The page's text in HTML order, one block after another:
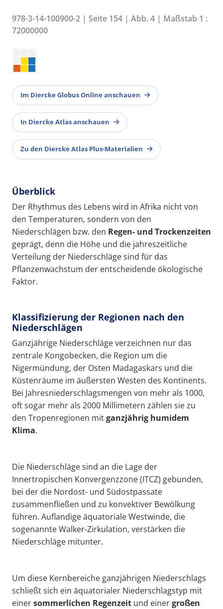
978-3-14-100900-2 | Seite 154 | Abb. 4 | Maßstab 1 :
72000000
Im Diercke Globus Online anschauen
In Diercke Atlas anschauen
Zu den Diercke Atlas Plus-Materialien
Überblick
Der Rhythmus des Lebens wird in Afrika nicht von
den Temperaturen, sondern von den
Niederschlägen bzw. den Regen- und Trockenzeiten
geprägt, denn die Höhe und die jahreszeitliche
Verteilung der Niederschläge sind für das
Pflanzenwachstum der entscheidende ökologische
Faktor.
Klassifizierung der Regionen nach den
Niederschlägen
Ganzjährige Niederschläge verzeichnen nur das
zentrale Kongobecken, die Region um die
Nigermündung, der Osten Madagaskars und die
Küstenräume im äußersten Westen des Kontinents.
Bei Jahresniederschlagsmengen von mehr als 1000,
oft sogar mehr als 2000 Millimetern zählen sie zu
den Tropenregionen mitganzjährig humidem
Klima.
Die Niederschläge sind an die Lage der
Innertropischen Konvergenzzone (ITCZ) gebunden,
bei der die Nordost- und Südostpassate
zusammenfließen und zu konvektiver Bewölkung
führen. Auflandige äquatoriale Westwinde, die
sogenannte Walker-Zirkulation, verstärken die
Niederschläge mitunter.
Um diese Kernbereiche ganzjährigen Niederschlags
schließt sich ein äquatorialer Niederschlagstyp mit
einersommerlichen Regenzeit und einergroßen